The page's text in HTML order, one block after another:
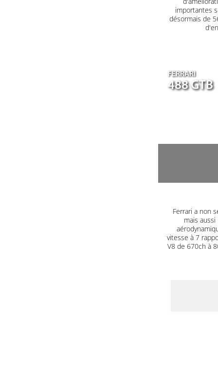
importantes
désormais de
FERRARI
488 GTB
Ferrari a non
mais
vitesse à 7
V8 de 670ch à